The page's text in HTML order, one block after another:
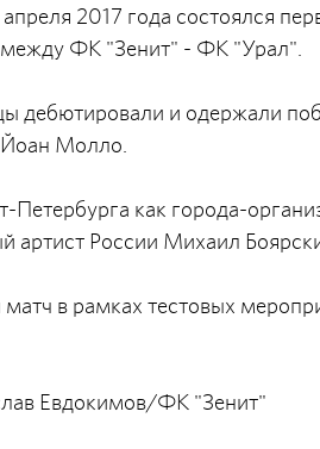
2017 года состоялся
между ФК "Зенит" - ФК "Урал".
дебютировали и одержали
Молло.
Петербурга как города-
артист России Михаил
в рамках тестовых
Евдокимов/ФК "Зенит"